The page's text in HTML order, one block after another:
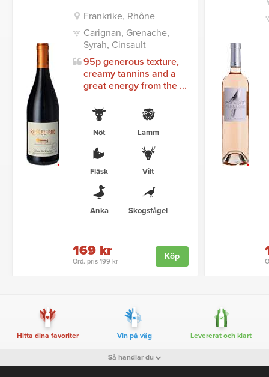
Frankrike, Rhône
Carignan, Grenache,
Syrah, Cinsault
95p generous texture,
creamy tannins and a
great energy from the ...
Nöt Lamm
Fläsk Vilt
Anka Skogsfågel
Ord. pris 199 kr
169 kr Köp
Hitta dina favoriter Vin på väg Levererat och klart
Så handlar du